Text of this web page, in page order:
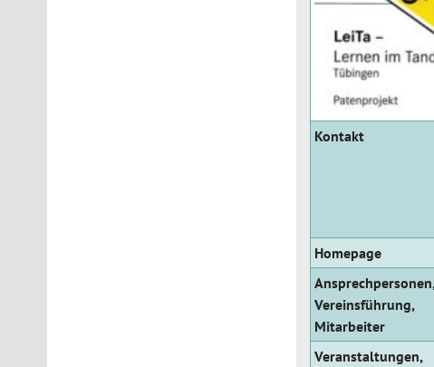
Kontakt
Homepage
Ansprechpersonen,
Vereinsführung,
Mitarbeiter
Veranstaltungen,